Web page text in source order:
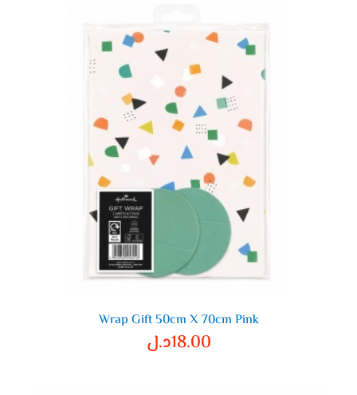
Wrap Gift 50cm X 70cm Pink
18.00د.ل